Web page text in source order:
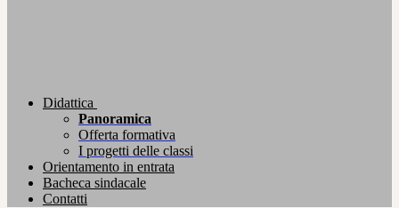
Didattica
Panoramica
Offerta formativa
I progetti delle classi
Orientamento in entrata
Bacheca sindacale
Contatti